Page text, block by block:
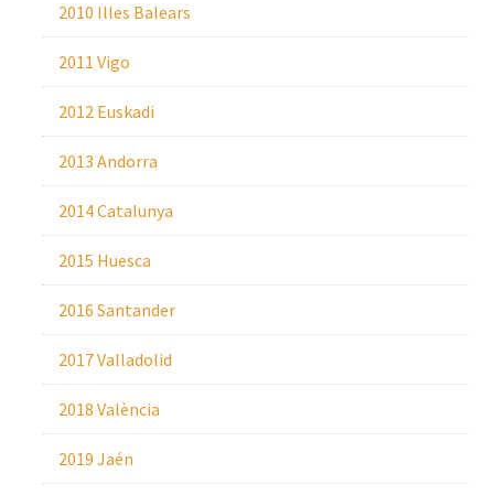
2010 Illes Balears
2011 Vigo
2012 Euskadi
2013 Andorra
2014 Catalunya
2015 Huesca
2016 Santander
2017 Valladolid
2018 València
2019 Jaén